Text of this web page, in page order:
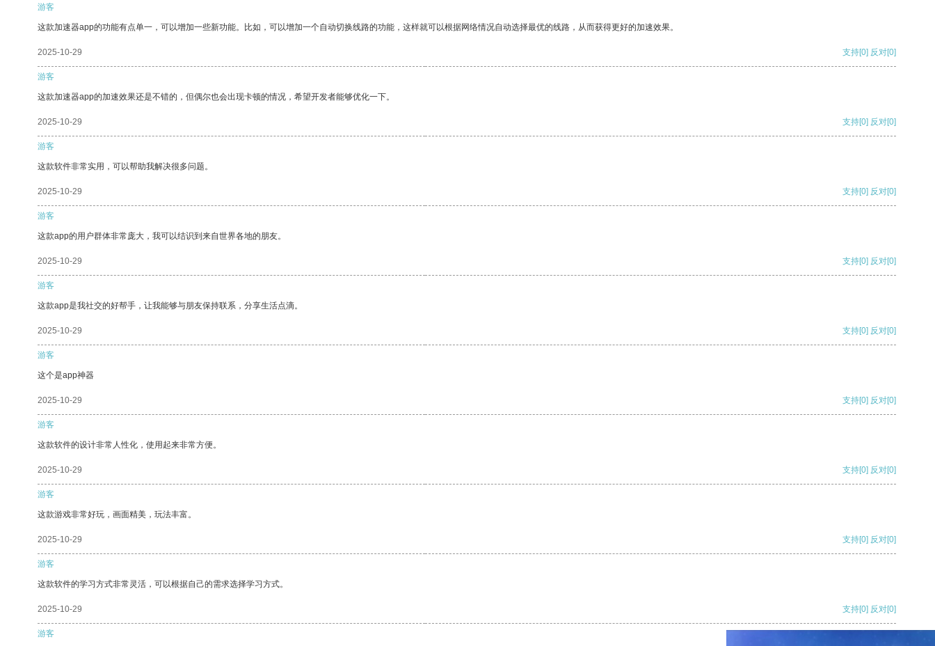
游客
这款加速器app的功能有点单一，可以增加一些新功能。比如，可以增加一个自动切换线路的功能，这样就可以根据网络情况自动选择最优的线路，从而获得更好的加速效果。
2025-10-29 支持[0] 反对[0]
游客
这款加速器app的加速效果还是不错的，但偶尔也会出现卡顿的情况，希望开发者能够优化一下。
2025-10-29 支持[0] 反对[0]
游客
这款软件非常实用，可以帮助我解决很多问题。
2025-10-29 支持[0] 反对[0]
游客
这款app的用户群体非常庞大，我可以结识到来自世界各地的朋友。
2025-10-29 支持[0] 反对[0]
游客
这款app是我社交的好帮手，让我能够与朋友保持联系，分享生活点滴。
2025-10-29 支持[0] 反对[0]
游客
这个是app神器
2025-10-29 支持[0] 反对[0]
游客
这款软件的设计非常人性化，使用起来非常方便。
2025-10-29 支持[0] 反对[0]
游客
这款游戏非常好玩，画面精美，玩法丰富。
2025-10-29 支持[0] 反对[0]
游客
这款软件的学习方式非常灵活，可以根据自己的需求选择学习方式。
2025-10-29 支持[0] 反对[0]
游客